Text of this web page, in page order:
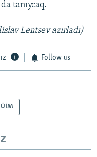
tanıycaq.
Lentsev azırladı)
Follow us